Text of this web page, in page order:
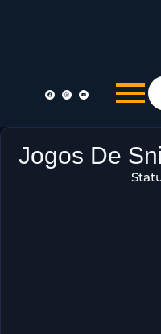
Jogos De